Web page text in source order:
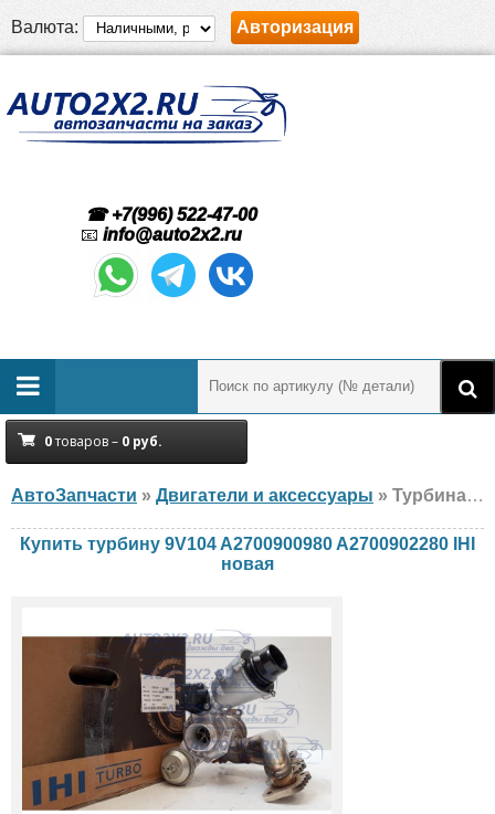
Валюта: Авторизация
☎ +7(996) 522-47-00
📧 info@auto2x2.ru
0товаров – 0 руб.
АвтоЗапчасти » Двигатели и аксессуары » Турбина IHI 9V104 A2700900980 A2700902280 Mercedes, новая
Купить турбину 9V104 A2700900980 A2700902280 IHI
новая